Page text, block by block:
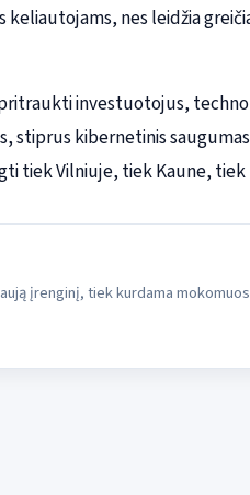
nes leidžia
investuotojus,
kibernetinis
tiek Vilniuje, tiek Kaune,
įrenginį, tiek kurdama